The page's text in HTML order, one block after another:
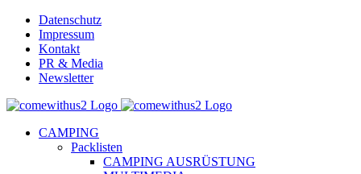
Skip
content
Datenschutz
Impressum
Kontakt
PR & Media
Newsletter
YouTube
Facebook
Twitter
Instagram
Pinterest
Email
CAMPING
Packlisten
CAMPING AUSRÜSTUNG